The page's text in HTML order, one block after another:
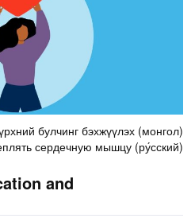
булчинг бэхжүүлэх (монгол)
сердечную мышцу (ру́сский)
and